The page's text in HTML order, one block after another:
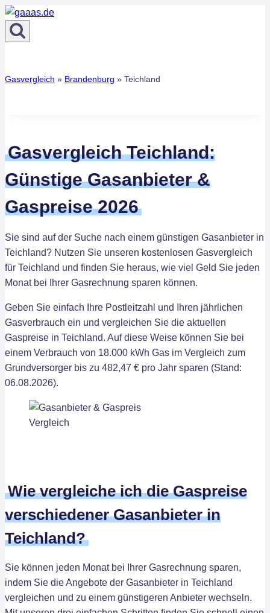
Zum
Inhalt
springen
Gasvergleich » Brandenburg » Teichland
Gasvergleich Teichland:
Günstige Gasanbieter &
Gaspreise 2026
Sie sind auf der Suche nach einem günstigen Gasanbieter in
Teichland? Nutzen Sie unseren kostenlosen Gasvergleich
für Teichland und finden Sie heraus, wie viel Geld Sie jeden
Monat bei Ihrer Gasrechnung sparen können.
Geben Sie einfach Ihre Postleitzahl und Ihren jährlichen
Gasverbrauch ein und vergleichen Sie die aktuellen
Gaspreise in Teichland. Auf diese Weise können Sie bei
einem Verbrauch von 18.000 kWh Gas im Vergleich zum
Grundversorger bis zu 482,47 € pro Jahr sparen (Stand:
06.08.2026).
Wie vergleiche ich die Gaspreise
verschiedener Gasanbieter in
Teichland?
Sie können jeden Monat bei Ihrer Gasrechnung sparen,
indem Sie die Angebote der Gasanbieter in Teichland
vergleichen und zu einem günstigeren Anbieter wechseln.